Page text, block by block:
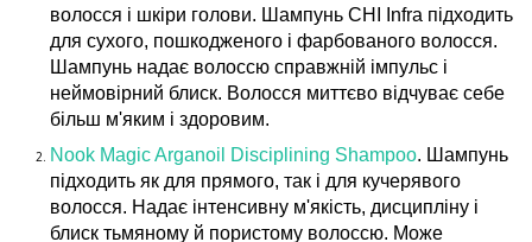
волосся і шкіри голови. Шампунь CHI Infra підходить
для сухого, пошкодженого і фарбованого волосся.
Шампунь надає волоссю справжній імпульс і
неймовірний блиск. Волосся миттєво відчуває себе
більш м'яким і здоровим.
Nook Magic Arganoil Disciplining Shampoo. Шампунь
підходить як для прямого, так і для кучерявого
волосся. Надає інтенсивну м'якість, дисципліну і
блиск тьмяному й пористому волоссю. Може